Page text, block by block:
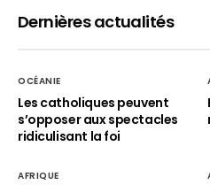
Dernières actualités
OCÉANIE
Les catholiques peuvent
s’opposer aux spectacles
ridiculisant la foi
AFRIQUE